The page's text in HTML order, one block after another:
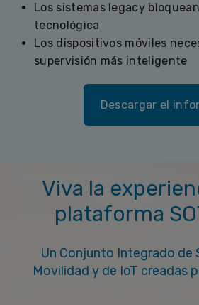
Los sistemas legacy
tecnológica
Los dispositivos móviles
supervisión más inteligente
Descargar el
Viva la
plataforma
Un Conjunto Integrado de
Movilidad y de IoT creadas